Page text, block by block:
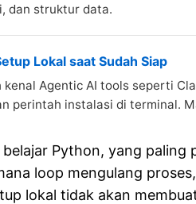
dan struktur data.
Lokal saat Sudah Siap
kenal Agentic AI tools seperti
perintah instalasi di terminal.
belajar Python, yang
loop mengulang
lokal tidak akan